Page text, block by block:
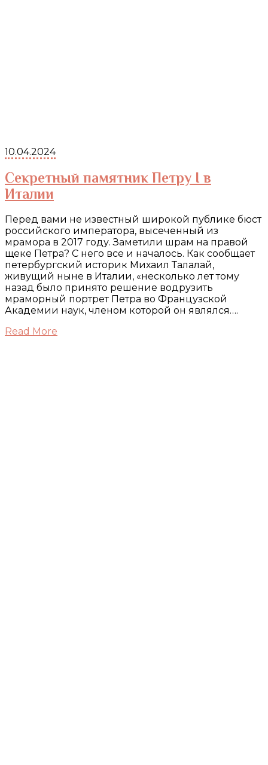
10.04.2024
Секретный памятник Петру I в
Италии
Перед вами не известный широкой публике бюст
российского императора, высеченный из
мрамора в 2017 году. Заметили шрам на правой
щеке Петра? С него все и началось. Как сообщает
петербургский историк Михаил Талалай,
живущий ныне в Италии, «несколько лет тому
назад было принято решение водрузить
мраморный портрет Петра во Французской
Академии наук, членом которой он являлся….
Read More